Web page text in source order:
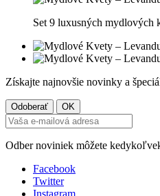
Set 9 luxusných mydlových
Získajte najnovšie novinky a
Odber noviniek môžete
Facebook
Twitter